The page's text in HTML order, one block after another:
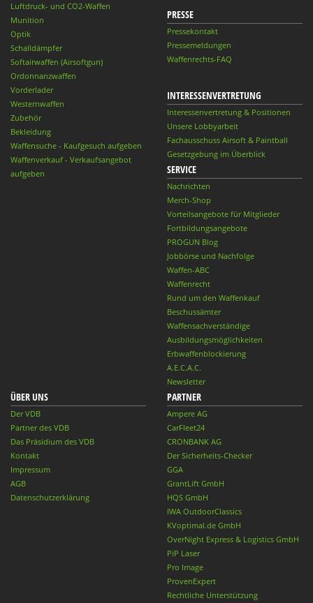
Luftdruck- und CO2-Waffen
Munition
Optik
Schalldämpfer
Softairwaffen (Airsoftgun)
Ordonnanzwaffen
Vorderlader
Westernwaffen
Zubehör
Bekleidung
Waffensuche - Kaufgesuch aufgeben
Waffenverkauf - Verkaufsangebot
aufgeben
PRESSE
Pressekontakt
Pressemeldungen
Waffenrechts-FAQ
INTERESSENVERTRETUNG
Interessenvertretung & Positionen
Unsere Lobbyarbeit
Fachausschuss Airsoft & Paintball
Gesetzgebung im Überblick
SERVICE
Nachrichten
Merch-Shop
Vorteilsangebote für Mitglieder
Fortbildungsangebote
PROGUN Blog
Jobbörse und Nachfolge
Waffen-ABC
Waffenrecht
Rund um den Waffenkauf
Beschussämter
Waffensachverständige
Ausbildungsmöglichkeiten
Erbwaffenblockierung
A.E.C.A.C.
Newsletter
ÜBER UNS
Der VDB
Partner des VDB
Das Präsidium des VDB
Kontakt
Impressum
AGB
Datenschutzerklärung
PARTNER
Ampere AG
CarFleet24
CRONBANK AG
Der Sicherheits-Checker
GGA
GrantLift GmbH
HQS GmbH
IWA OutdoorClassics
KVoptimal.de GmbH
OverNight Express & Logistics GmbH
PiP Laser
Pro Image
ProvenExpert
Rechtliche Unterstützung